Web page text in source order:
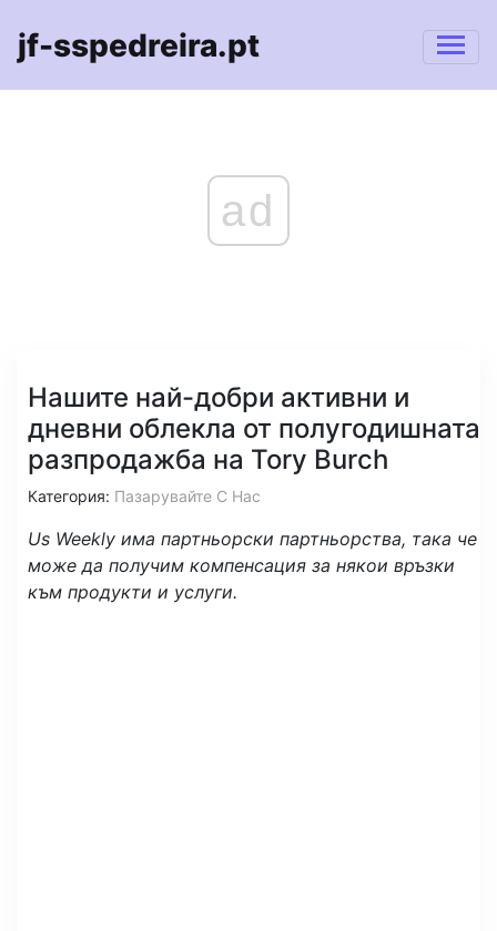
jf-sspedreira.pt
ad
Нашите най-добри активни и
дневни облекла от полугодишната
разпродажба на Tory Burch
Категория: Пазарувайте С Нас
Us Weekly има партньорски партньорства, така че
може да получим компенсация за някои връзки
към продукти и услуги.